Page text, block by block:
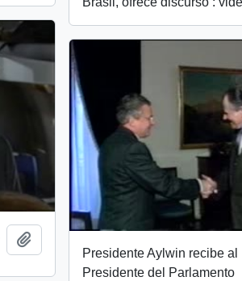
Presidente Aylwin recibe al
Presidente del Parlamento